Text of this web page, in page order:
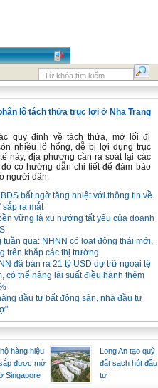
lô tách thửa trục lợi ở Nha Trang
quy định về tách thửa, mở lối đi
nhiều lổ hổng, dễ bị lợi dụng trục
này, địa phương cần rà soát lại các
có hướng dẫn chi tiết để đảm bảo
người dân.
bất ngờ tăng nhiệt với thông tin về
sắp ra mắt
vững là xu hướng tất yếu của doanh
tuần qua: NHNN có loạt động thái mới,
trên khắp các thị trường
đã bán ra 21 tỷ USD dự trữ ngoại tệ
có thể nâng lãi suất điều hành thêm
đầu tư bất động sản, nhà đầu tư
hàng hiệu
được mở
Singapore
Long An tạo quỹ
đất sạch hút đầu
tư